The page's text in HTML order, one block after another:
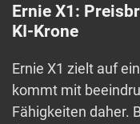
Ernie X1:
KI-Krone
Ernie X1 zielt auf
kommt mit
Fähigkeiten daher.